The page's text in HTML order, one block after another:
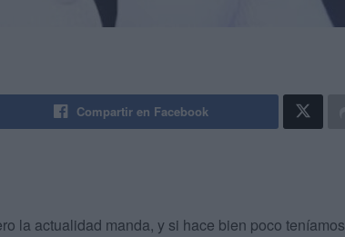
Compartir en Facebook
la actualidad manda, y si hace bien poco teníamos